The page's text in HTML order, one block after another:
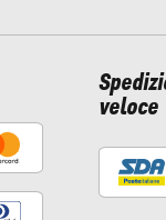
veloce